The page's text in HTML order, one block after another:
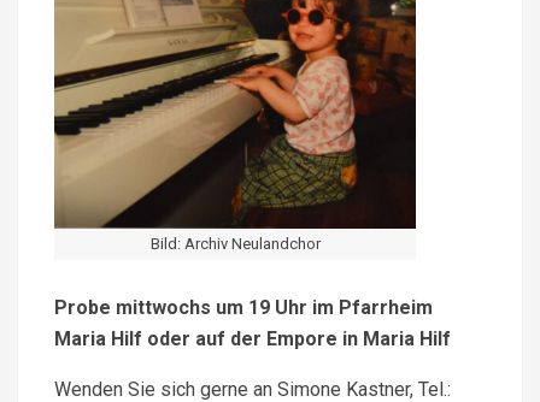
Bild: Archiv Neulandchor
Probe mittwochs um 19 Uhr im Pfarrheim
Maria Hilf oder auf der Empore in Maria Hilf
Wenden Sie sich gerne an Simone Kastner, Tel.: